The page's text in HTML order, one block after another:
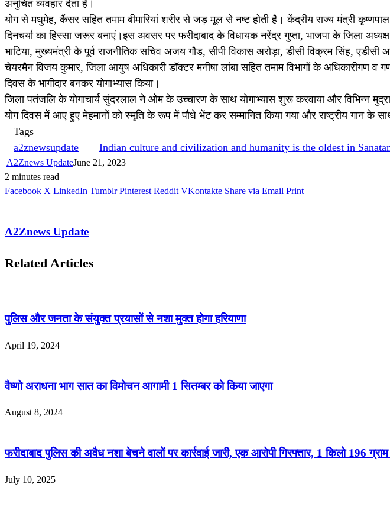
अनुचित व्यवहार देता है।
योग से मधुमेह, कैंसर सहित तमाम बीमारियां शरीर से जड़ मूल से नष्ट होती है। केंद्रीय राज्य मंत्री
दिनचर्या का हिस्सा जरूर बनाएं।इस अवसर पर फरीदाबाद के विधायक नरेंद्र गुप्ता, भाजपा के जिला
भाटिया, मुख्यमंत्री के पूर्व राजनीतिक सचिव अजय गौड, सीपी विकास अरोड़ा, डीसी विक्रम सिंह,
चेयरमैन विजय कुमार, जिला आयुष अधिकारी डॉक्टर मनीषा लांबा सहित तमाम विभागों के अधिकारीगण व
दिवस के भागीदार बनकर योगाभ्यास किया।
जिला पतंजलि के योगाचार्य सुंदरलाल ने ओम के उच्चारण के साथ योगाभ्यास शुरू करवाया और विभिन्न
योग दिवस में आए हुए मेहमानों को स्मृति के रूप में पौधे भेंट कर सम्मानित किया गया और राष्ट्रीय गान के
Tags
a2znewsupdate
Indian culture and civilization and humanity is the oldest in
A2Znews UpdateJune 21, 2023
2 minutes read
Facebook X LinkedIn Tumblr Pinterest Reddit VKontakte Share via Email Print
A2Znews Update
Related Articles
पुलिस और जनता के संयुक्त प्रयासों से नशा मुक्त होगा हरियाणा
April 19, 2024
वैष्णो अराधना भाग सात का विमोचन आगामी 1 सितम्बर को किया जाएगा
August 8, 2024
फरीदाबाद पुलिस की अवैध नशा बेचने वालों पर कार्रवाई जारी, एक आरोपी गिरफ्तार, 1 किलो 196 ग्राम
July 10, 2025